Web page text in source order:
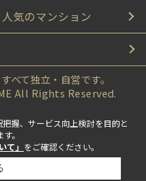
人気のマンション
べて独立・自営です。
All Rights Reserved.
握、サービス向上検討を目的と
。
て」 をご確認ください。